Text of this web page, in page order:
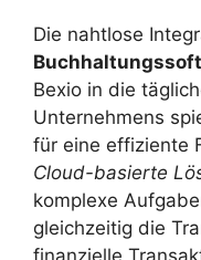
Die nahtlose
Bexio in die
Unternehmens
für eine effiziente
Cloud-basierte
komplexe
gleichzeitig die
finanzielle